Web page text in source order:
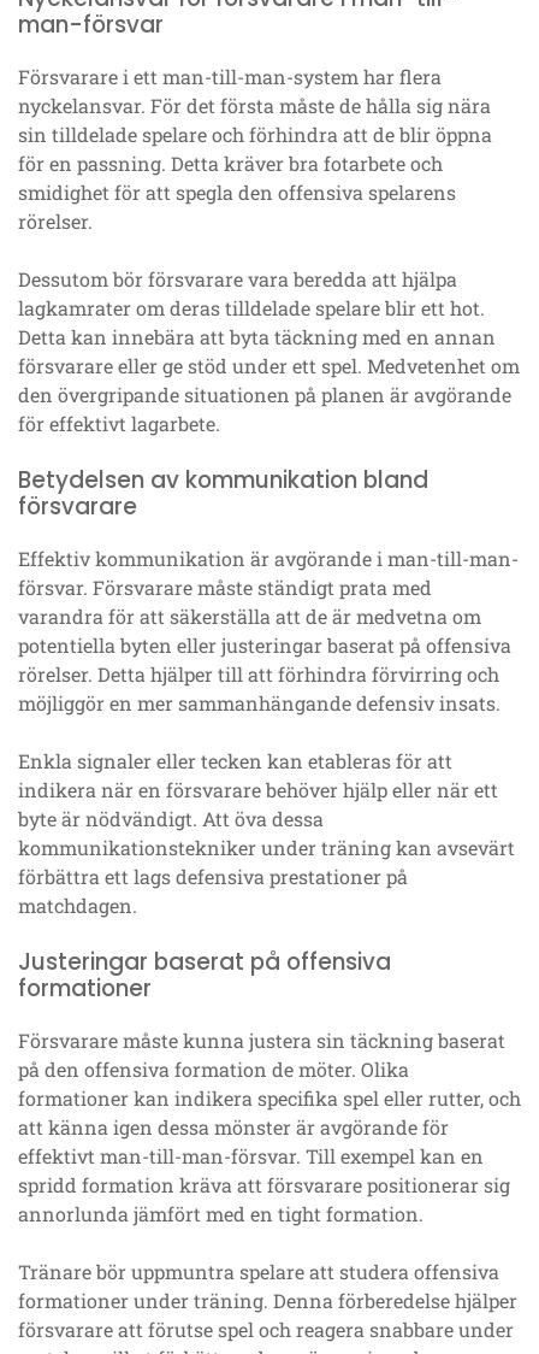
man-försvar
Försvarare i ett man-till-man-system har flera
nyckelansvar. För det första måste de hålla sig nära
sin tilldelade spelare och förhindra att de blir öppna
för en passning. Detta kräver bra fotarbete och
smidighet för att spegla den offensiva spelarens
rörelser.
Dessutom bör försvarare vara beredda att hjälpa
lagkamrater om deras tilldelade spelare blir ett hot.
Detta kan innebära att byta täckning med en annan
försvarare eller ge stöd under ett spel. Medvetenhet om
den övergripande situationen på planen är avgörande
för effektivt lagarbete.
Betydelsen av kommunikation bland
försvarare
Effektiv kommunikation är avgörande i man-till-man-
försvar. Försvarare måste ständigt prata med
varandra för att säkerställa att de är medvetna om
potentiella byten eller justeringar baserat på offensiva
rörelser. Detta hjälper till att förhindra förvirring och
möjliggör en mer sammanhängande defensiv insats.
Enkla signaler eller tecken kan etableras för att
indikera när en försvarare behöver hjälp eller när ett
byte är nödvändigt. Att öva dessa
kommunikationstekniker under träning kan avsevärt
förbättra ett lags defensiva prestationer på
matchdagen.
Justeringar baserat på offensiva
formationer
Försvarare måste kunna justera sin täckning baserat
på den offensiva formation de möter. Olika
formationer kan indikera specifika spel eller rutter, och
att känna igen dessa mönster är avgörande för
effektivt man-till-man-försvar. Till exempel kan en
spridd formation kräva att försvarare positionerar sig
annorlunda jämfört med en tight formation.
Tränare bör uppmuntra spelare att studera offensiva
formationer under träning. Denna förberedelse hjälper
försvarare att förutse spel och reagera snabbare under